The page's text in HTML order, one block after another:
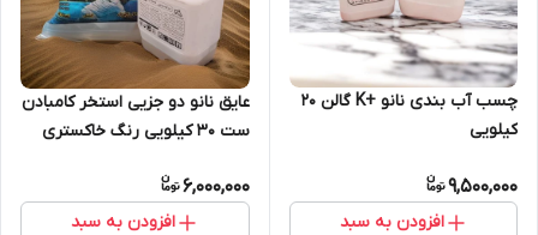
چسب آب بندی نانو +K گالن 20
کیلویی
9,500,000
افزودن به سبد
عایق نانو دو جزیی استخر کامبادن
ست 30 کیلویی رنگ خاکستری
6,000,000
افزودن به سبد